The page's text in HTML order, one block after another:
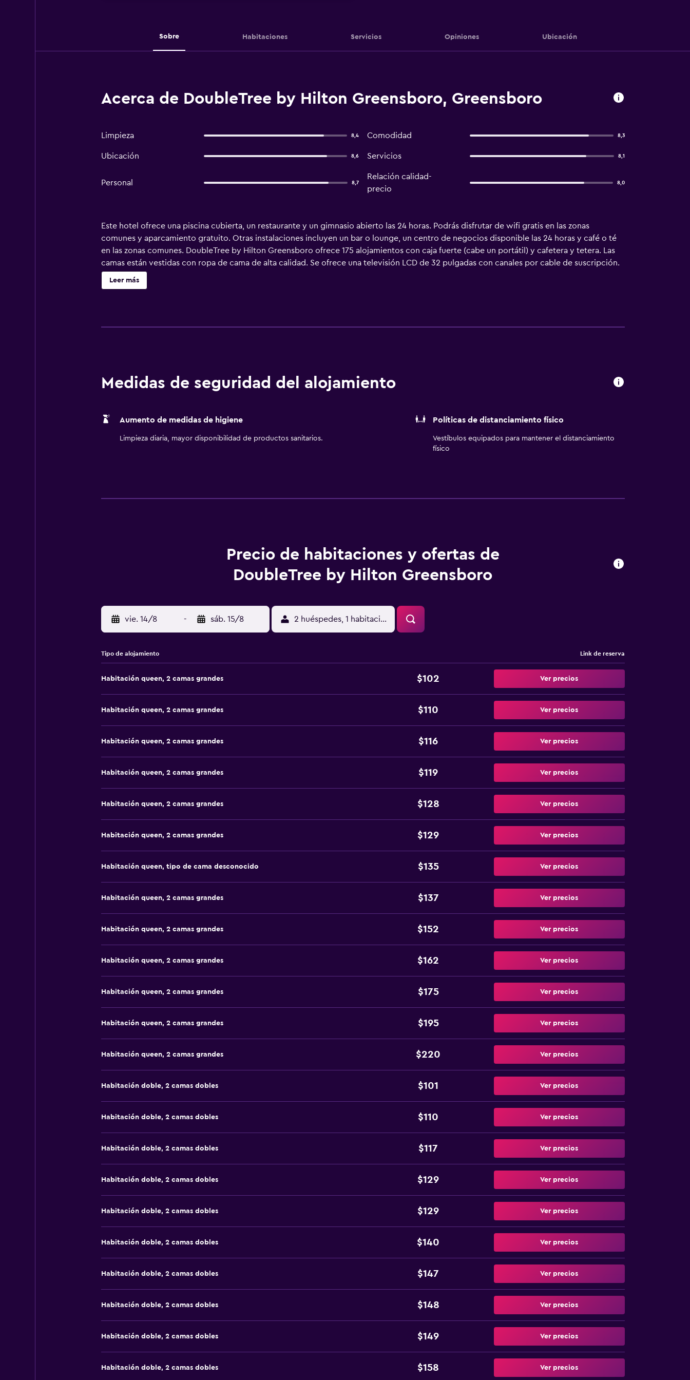
Sobre Habitaciones Servicios Opiniones Ubicación
Acerca de DoubleTree by Hilton Greensboro, Greensboro
Limpieza 8,4 Comodidad 8,3
Ubicación 8,6 Servicios 8,1
Personal 8,7
Relación calidad-
precio
8,0
Este hotel ofrece una piscina cubierta, un restaurante y un gimnasio abierto las 24 horas. Podrás disfrutar de wifi gratis en las zonas
comunes y aparcamiento gratuito. Otras instalaciones incluyen un bar o lounge, un centro de negocios disponible las 24 horas y café o té
en las zonas comunes. DoubleTree by Hilton Greensboro ofrece 175 alojamientos con caja fuerte (cabe un portátil) y cafetera y tetera. Las
camas están vestidas con ropa de cama de alta calidad. Se ofrece una televisión LCD de 32 pulgadas con canales por cable de suscripción.
Los baños están equipados con ducha y bañera combinadas y artículos de higiene personal gratuitos. Dispone de acceso wifi a Internet en
las habitaciones (de pago). Los servicios para las personas de negocios incluyen escritorio y sillas de oficina, además de teléfono; se
Leer más
Medidas de seguridad del alojamiento
Aumento de medidas de higiene
Limpieza diaria, mayor disponibilidad de productos sanitarios.
Políticas de distanciamiento físico
Vestíbulos equipados para mantener el distanciamiento
físico
Precio de habitaciones y ofertas de
DoubleTree by Hilton Greensboro
vie. 14/8 - sáb. 15/8 2 huéspedes, 1 habitación
Tipo de alojamiento Link de reserva
Habitación queen, 2 camas grandes $102 Ver precios
Habitación queen, 2 camas grandes $110 Ver precios
Habitación queen, 2 camas grandes $116 Ver precios
Habitación queen, 2 camas grandes $119 Ver precios
Habitación queen, 2 camas grandes $128 Ver precios
Habitación queen, 2 camas grandes $129 Ver precios
Habitación queen, tipo de cama desconocido $135 Ver precios
Habitación queen, 2 camas grandes $137 Ver precios
Habitación queen, 2 camas grandes $152 Ver precios
Habitación queen, 2 camas grandes $162 Ver precios
Habitación queen, 2 camas grandes $175 Ver precios
Habitación queen, 2 camas grandes $195 Ver precios
Habitación queen, 2 camas grandes $220 Ver precios
Habitación doble, 2 camas dobles $101 Ver precios
Habitación doble, 2 camas dobles $110 Ver precios
Habitación doble, 2 camas dobles $117 Ver precios
Habitación doble, 2 camas dobles $129 Ver precios
Habitación doble, 2 camas dobles $129 Ver precios
Habitación doble, 2 camas dobles $140 Ver precios
Habitación doble, 2 camas dobles $147 Ver precios
Habitación doble, 2 camas dobles $148 Ver precios
Habitación doble, 2 camas dobles $149 Ver precios
Habitación doble, 2 camas dobles $158 Ver precios